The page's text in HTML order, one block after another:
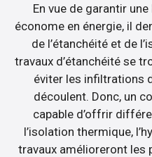
En vue de garantir
économe en énergie, il
de l’étanchéité et de
travaux d’étanchéité se
éviter les infiltrations
découlent. Donc, un
capable d’offrir
l’isolation thermique,
travaux amélioreront les